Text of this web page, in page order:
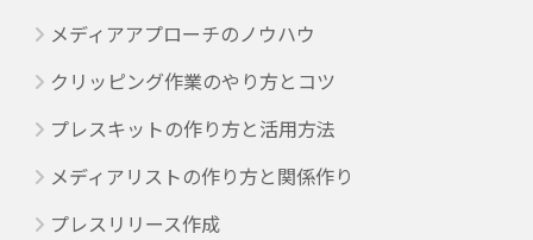
メディアアプローチのノウハウ
クリッピング作業のやり方とコツ
プレスキットの作り方と活用方法
メディアリストの作り方と関係作り
プレスリリース作成